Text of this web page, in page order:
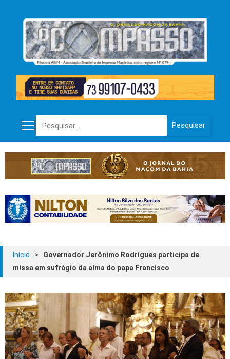
Pesquisar por:
Início >
Governador Jerônimo Rodrigues participa de
missa em sufrágio da alma do papa Francisco